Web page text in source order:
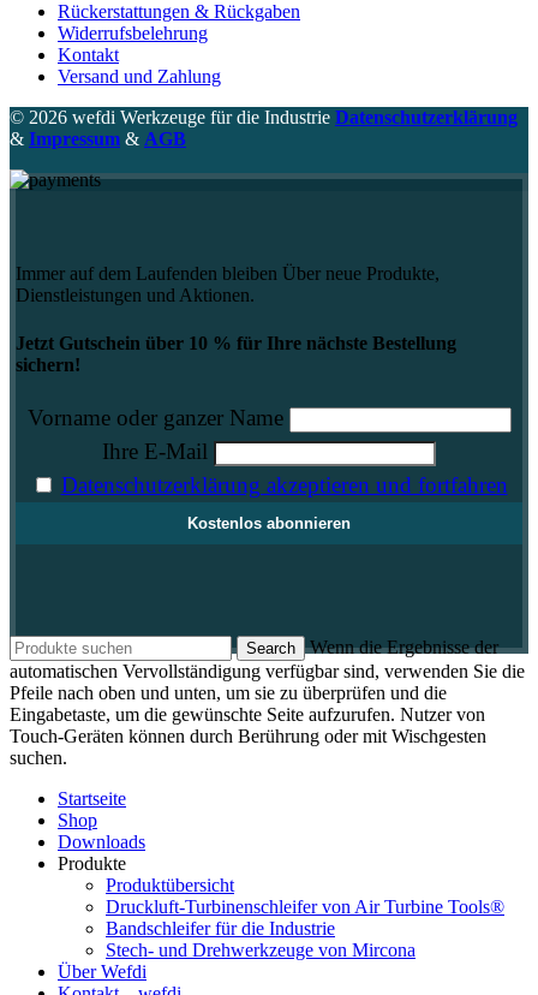
Rückerstattungen & Rückgaben
Widerrufsbelehrung
Kontakt
Versand und Zahlung
© 2026 wefdi Werkzeuge für die Industrie Datenschutzerklärung
& Impressum & AGB
Immer auf dem Laufenden bleiben Über neue Produkte,
Dienstleistungen und Aktionen.
Jetzt Gutschein über 10 % für Ihre nächste Bestellung
sichern!
Vorname oder ganzer Name
Ihre E-Mail
Datenschutzerklärung akzeptieren und fortfahren
Search
Wenn die Ergebnisse der
automatischen Vervollständigung verfügbar sind, verwenden Sie die
Pfeile nach oben und unten, um sie zu überprüfen und die
Eingabetaste, um die gewünschte Seite aufzurufen. Nutzer von
Touch-Geräten können durch Berührung oder mit Wischgesten
suchen.
Startseite
Shop
Downloads
Produkte
Produktübersicht
Druckluft-Turbinenschleifer von Air Turbine Tools®
Bandschleifer für die Industrie
Stech- und Drehwerkzeuge von Mircona
Über Wefdi